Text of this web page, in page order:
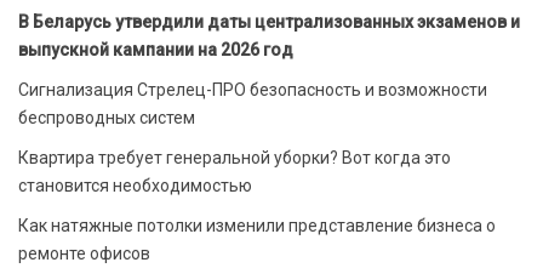
В Беларусь утвердили даты централизованных экзаменов и
выпускной кампании на 2026 год
Сигнализация Стрелец-ПРО безопасность и возможности
беспроводных систем
Квартира требует генеральной уборки? Вот когда это
становится необходимостью
Как натяжные потолки изменили представление бизнеса о
ремонте офисов